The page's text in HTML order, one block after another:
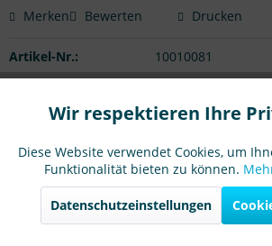
Merken Bewerten Drucken
Artikel-Nr.: 10010081
Profi-Bürstwalzen für Ihre
mit guten Preis-/Leistungsverhältnis....
Passend für
Funktionale
Marketing
Tracking
Wir respektieren Ihre
Diese Website verwendet Cookies, um
Funktionalität bieten zu können.
Datenschutzeinstellungen